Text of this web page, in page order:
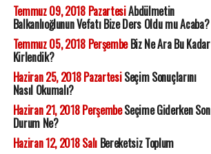
Temmuz 09, 2018 PazartesiAbdülmetin
Balkanlıoğlunun Vefatı Bize Ders Oldu mu Acaba?
Temmuz 05, 2018 PerşembeBiz Ne Ara Bu Kadar
Kirlendik?
Haziran 25, 2018 PazartesiSeçim Sonuçlarını
Nasıl Okumalı?
Haziran 21, 2018 PerşembeSeçime Giderken Son
Durum Ne?
Haziran 12, 2018 SalıBereketsiz Toplum